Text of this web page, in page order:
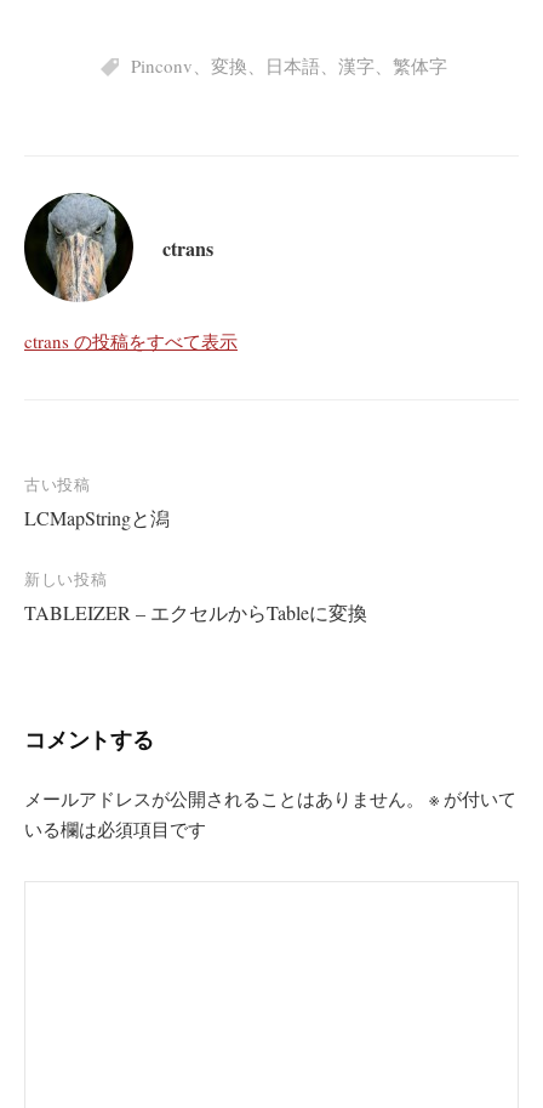
Pinconv 変換 日本語 漢字、 繁体字
ctrans
ctrans の投稿をすべて表示
投
稿
ナ
ビ
ョ
古い投稿
LCMapStringと潟
新しい投稿
TABLEIZER – エクセルからTableに変換
コメントする
メールアドレスが公開されることはありません。 ※ が付いて
いる欄は必須項目です